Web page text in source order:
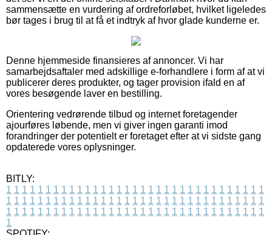
sammensætte en vurdering af ordreforløbet, hvilket ligeledes
bør tages i brug til at få et indtryk af hvor glade kunderne er.
Denne hjemmeside finansieres af annoncer. Vi har
samarbejdsaftaler med adskillige e-forhandlere i form af at vi
publicerer deres produkter, og tager provision ifald en af
vores besøgende laver en bestilling.
Orientering vedrørende tilbud og internet foretagender
ajourføres løbende, men vi giver ingen garanti imod
forandringer der potentielt er foretaget efter at vi sidste gang
opdaterede vores oplysninger.
BITLY:
1 1 1 1 1 1 1 1 1 1 1 1 1 1 1 1 1 1 1 1 1 1 1 1 1 1 1 1 1 1 1 1 1
1 1 1 1 1 1 1 1 1 1 1 1 1 1 1 1 1 1 1 1 1 1 1 1 1 1 1 1 1 1 1 1 1
1 1 1 1 1 1 1 1 1 1 1 1 1 1 1 1 1 1 1 1 1 1 1 1 1 1 1 1 1 1 1 1 1
1